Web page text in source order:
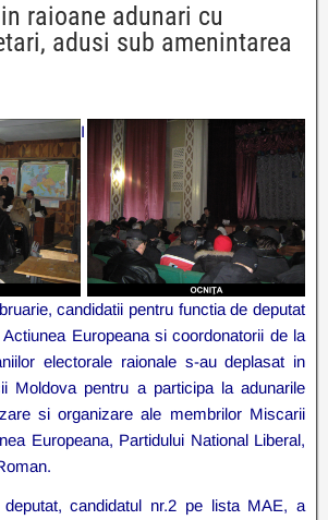
raioane adunari cu
adusi sub amenintarea
I
candidatii pentru functia de deputat
Europeana si coordonatorii de la
electorale raionale s-au deplasat in
Moldova pentru a participa la adunarile
si organizare ale membrilor Miscarii
Europeana, Partidului National Liberal,
deputat, candidatul nr.2 pe lista MAE, a